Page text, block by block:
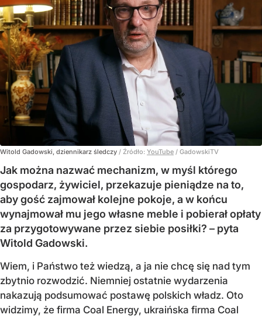
Witold Gadowski, dziennikarz śledczy / Źródło: YouTube / GadowskiTV
Jak można nazwać mechanizm, w myśl którego
gospodarz, żywiciel, przekazuje pieniądze na to,
aby gość zajmował kolejne pokoje, a w końcu
wynajmował mu jego własne meble i pobierał opłaty
za przygotowywane przez siebie posiłki? – pyta
Witold Gadowski.
Wiem, i Państwo też wiedzą, a ja nie chcę się nad tym
zbytnio rozwodzić. Niemniej ostatnie wydarzenia
nakazują podsumować postawę polskich władz. Oto
widzimy, że firma Coal Energy, ukraińska firma Coal